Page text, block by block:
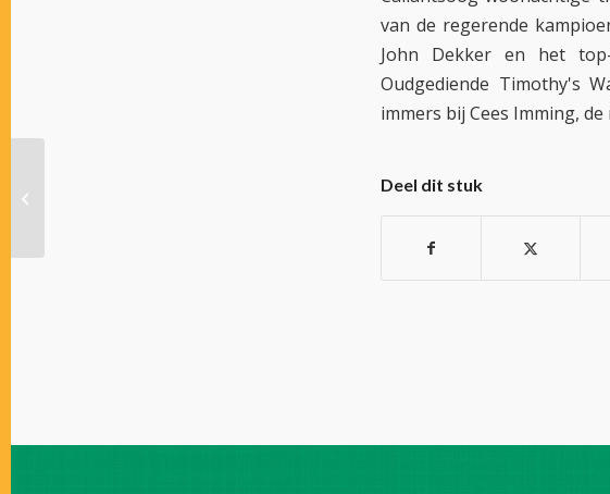
van de regerende
John Dekker en het
Oudgediende Timothy's
immers bij Cees Imming,
Deel dit stuk